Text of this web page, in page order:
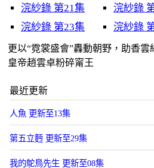
浣紗錄 第21集
浣紗錄
浣紗錄 第23集
浣紗錄
更以“霓裳盛會”轟動朝野，助香
皇帝趙雲卓粉碎甯王
最近更新
人魚 更新至13集
第五立麪 更新至29集
我的鴕鳥先生 更新至08集